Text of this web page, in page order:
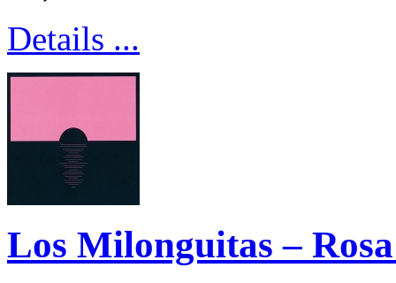
Details ...
Los Milonguitas –